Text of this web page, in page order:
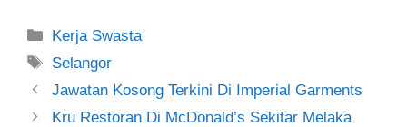
Categories
Kerja Swasta
Tags
Selangor
Post
navigation
Jawatan Kosong Terkini Di Imperial Garments
Kru Restoran Di McDonald’s Sekitar Melaka